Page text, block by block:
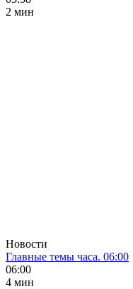
2 мин
Новости
Главные темы часа. 06:00
06:00
4 мин